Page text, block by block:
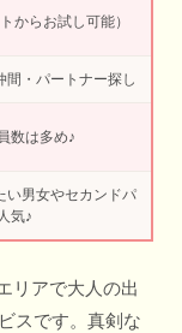
からお試し可能）
間・パートナー探し
数は多め♪
い男女やセカンドパ
気♪
リアで大人の出
スです。真剣な